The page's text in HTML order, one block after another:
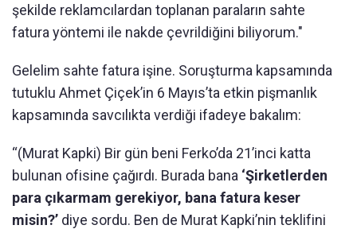
şekilde reklamcılardan toplanan paraların sahte
fatura yöntemi ile nakde çevrildiğini biliyorum."
Gelelim sahte fatura işine. Soruşturma kapsamında
tutuklu Ahmet Çiçek’in 6 Mayıs’ta etkin pişmanlık
kapsamında savcılıkta verdiği ifadeye bakalım:
“(Murat Kapki) Bir gün beni Ferko’da 21’inci katta
bulunan ofisine çağırdı. Burada bana ‘Şirketlerden
para çıkarmam gerekiyor, bana fatura keser
misin?’ diye sordu. Ben de Murat Kapki’nin teklifini